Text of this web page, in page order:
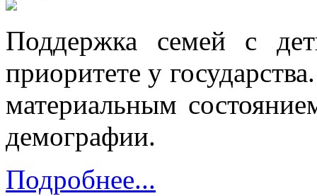
Поддержка семей с
приоритете у
материальным
демографии.
Подробнее...